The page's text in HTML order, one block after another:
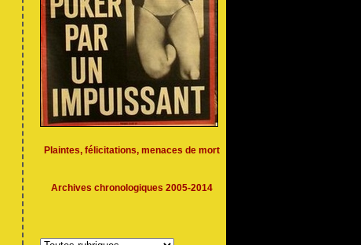
Plaintes, félicitations, menaces de mort
Archives chronologiques 2005-2014